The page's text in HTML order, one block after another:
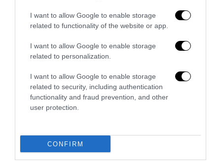
I want to allow Google to enable storage
related to functionality of the website or app.
I want to allow Google to enable storage
related to personalization.
I want to allow Google to enable storage
related to security, including authentication
functionality and fraud prevention, and other
user protection.
CONFIRM
La Camera boccia il patentino antifascista per parlare a
Montecitorio: palo clamoroso del Pd